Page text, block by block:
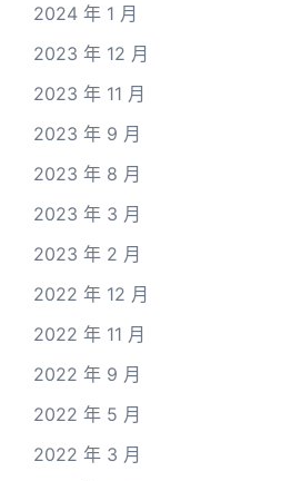
2024 年 1 月
2023 年 12 月
2023 年 11 月
2023 年 9 月
2023 年 8 月
2023 年 3 月
2023 年 2 月
2022 年 12 月
2022 年 11 月
2022 年 9 月
2022 年 5 月
2022 年 3 月